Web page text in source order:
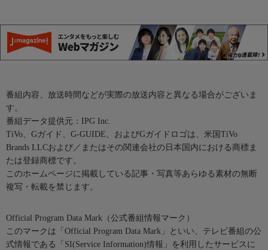
番組内容、放送時間などが実際の放送内容と異なる場合がございま
す。
番組データ提供元：IPG Inc.
TiVo、Gガイド、G-GUIDE、およびGガイドロゴは、米国TiVo
Brands LLCおよび／またはその関連会社の日本国内における商標ま
たは登録商標です。
このホームページに掲載している記事・写真等あらゆる素材の無断
複写・転載を禁じます。
Official Program Data Mark（公式番組情報マーク）
このマークは「Official Program Data Mark」といい、テレビ番組の公
式情報である「SI(Service Information)情報」を利用したサービスに